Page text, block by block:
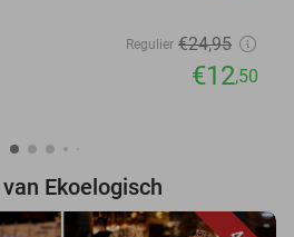
Regulier €24,95
€12,50
Ekoelogisch